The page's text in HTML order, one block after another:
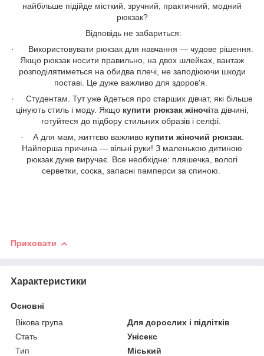
найбільше підійде місткий, зручний, практичний, модний
рюкзак?
Відповідь не забариться:
· Використовувати рюкзак для навчання — чудове рішення.
Якщо рюкзак носити правильно, на двох шлейках, вантаж
розподілятиметься на обидва плечі, не заподіюючи шкоди
поставі. Це дуже важливо для здоров'я.
· Студентам. Тут уже йдеться про старших дівчат, які більше
цінують стиль і моду. Якщо купити рюкзак жіночіта дівчині,
готуйтеся до підбору стильних образів і селфі.
· А для мам, життєво важливо купити жіночий рюкзак.
Найперша причина — вільні руки! З маленькою дитиною
рюкзак дуже виручає. Все необхідне: пляшечка, вологі
серветки, соска, запасні памперси за спиною.
Приховати
Характеристики
Основні
Вікова група
Для дорослих і підлітків
Стать
Унісекс
Тип
Міський